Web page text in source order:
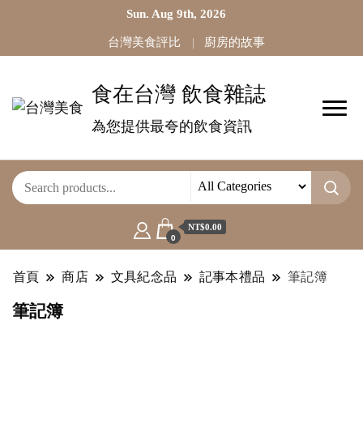
Sun. Aug 9th, 2026
台灣美食評比 廚房的故事
食在台灣 飲食雜誌
為您提供最夸的飲食資訊
0
NT$0.00
首頁 商店 文具紀念品 記事本禮品 筆記簿
筆記簿